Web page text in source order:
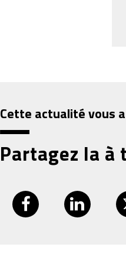
Cette actualité vous
Partagez la